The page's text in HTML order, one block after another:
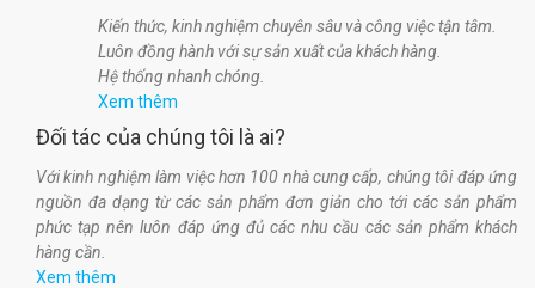
Kiến thức, kinh nghiệm chuyên sâu và công việc tận tâm.
Luôn đồng hành với sự sản xuất của khách hàng.
Hệ thống nhanh chóng.
Xem thêm
Đối tác của chúng tôi là ai?
Với kinh nghiệm làm việc hơn 100 nhà cung cấp, chúng tôi đáp ứng
nguồn đa dạng từ các sản phẩm đơn giản cho tới các sản phẩm
phức tạp nên luôn đáp ứng đủ các nhu cầu các sản phẩm khách
hàng cần.
Xem thêm